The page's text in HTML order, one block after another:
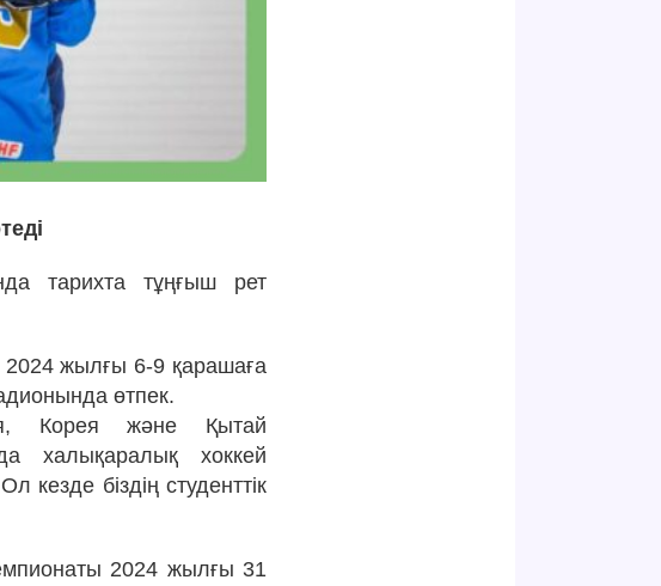
тарихта тұңғыш рет
2024 жылғы 6-9 қарашаға
өтпек.
Корея және Қытай
халықаралық хоккей
біздің студенттік
2024 жылғы 31